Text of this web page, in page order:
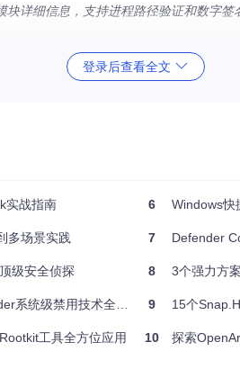
详细信息，支持进程路径验证和数字签
实现系统化的安全分析。以检测隐藏的
册情况，可用于检测内核级Rootkit
-检测方法-处理策略"三维安全检测矩
过进程路径验证和数字签名检查进行检
登录后查看全文
实战指南
多场景实践
级安全侦探
统级禁用技术全攻略
工具全方位应用
6 Windows快
7 Defender
8 3个强力方
9 15个
10 探索